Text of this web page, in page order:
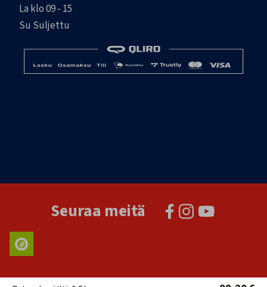
La klo 09 - 15
Su Suljettu
Seuraa meitä